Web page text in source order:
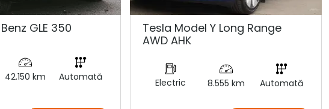
GLE 350
42.150 km Automată
Tesla Model Y Long Range
AWD AHK
Electric 8.555 km Automată